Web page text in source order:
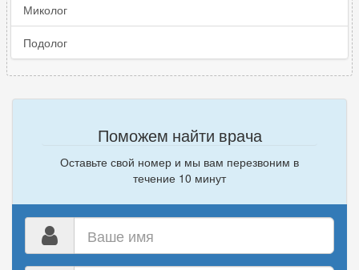
Миколог
Подолог
Поможем найти врача
Оставьте свой номер и мы вам перезвоним в
течение 10 минут